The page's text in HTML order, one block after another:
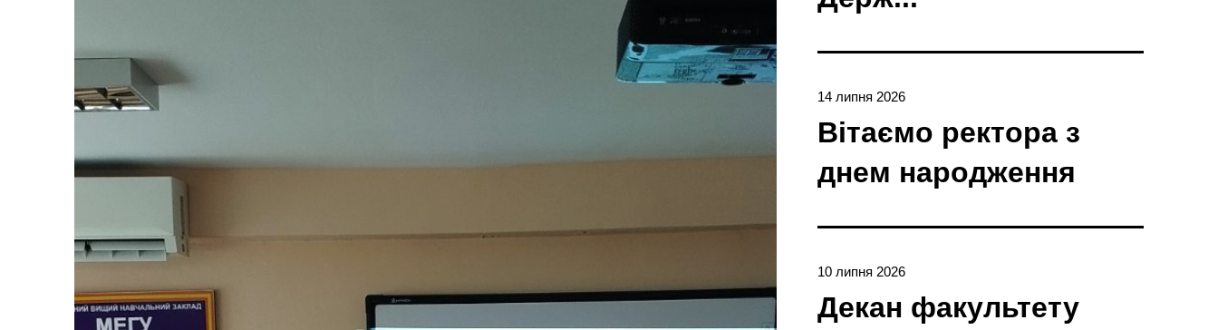
14 липня 2026
Вітаємо ректора з
днем народження
10 липня 2026
Декан факультету